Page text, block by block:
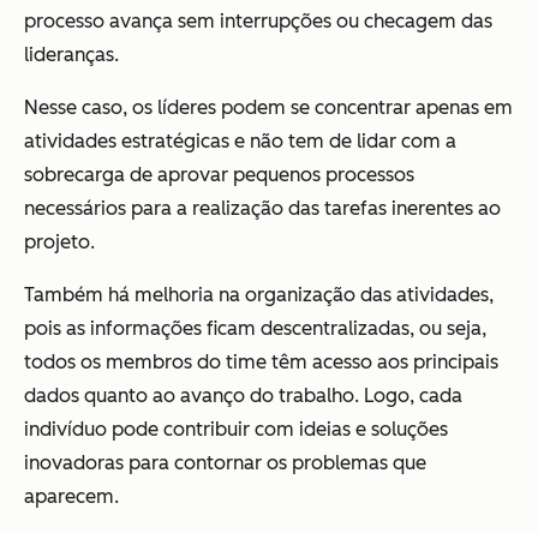
processo avança sem interrupções ou checagem das
lideranças.
Nesse caso, os líderes podem se concentrar apenas em
atividades estratégicas e não tem de lidar com a
sobrecarga de aprovar pequenos processos
necessários para a realização das tarefas inerentes ao
projeto.
Também há melhoria na organização das atividades,
pois as informações ficam descentralizadas, ou seja,
todos os membros do time têm acesso aos principais
dados quanto ao avanço do trabalho. Logo, cada
indivíduo pode contribuir com ideias e soluções
inovadoras para contornar os problemas que
aparecem.